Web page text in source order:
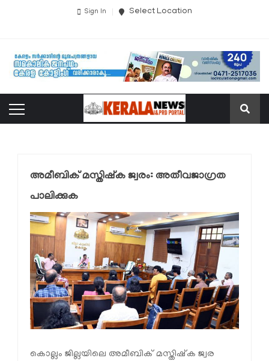
Sign In Select Location
അമീബിക് മസ്തിഷ്‌ക ജ്വരം: അതീവജാഗ്രത
പാലിക്കുക
കൊല്ലം ജില്ലയിലെ അമീബിക് മസ്തിഷ്‌ക ജ്വര